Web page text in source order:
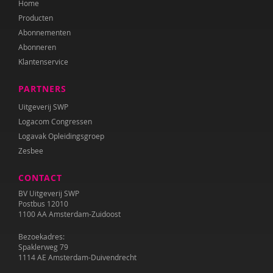
Mariëlle Cloin
Resi Damhuis
Annika de Haan
Kirsten Dijk
Leen Dom
Nanne van Doorn
Anne L. Douglass
Marieke Effting
Corina Elzenaar
Home
Producten
Abonnementen
Abonneren
Klantenservice
PARTNERS
Uitgeverij SWP
Logacom Congressen
Logavak Opleidingsgroep
Zesbee
CONTACT
BV Uitgeverij SWP
Postbus 12010
1100 AA Amsterdam-Zuidoost
Bezoekadres:
Spaklerweg 79
1114 AE Amsterdam-Duivendrecht